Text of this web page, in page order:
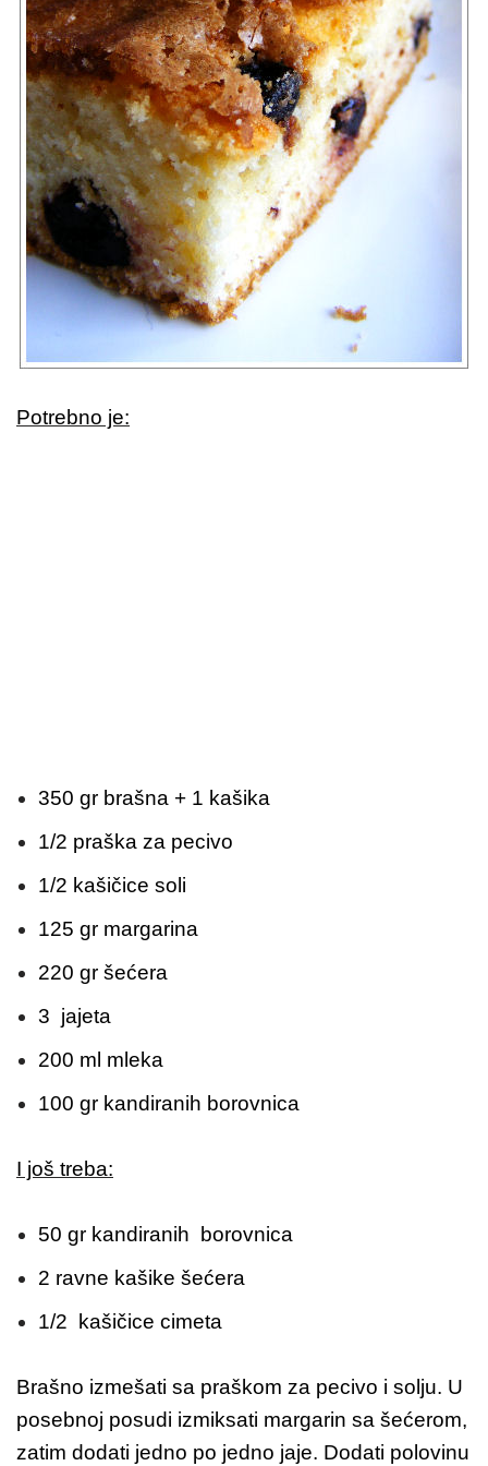
Potrebno je:
350 gr brašna + 1 kašika
1/2 praška za pecivo
1/2 kašičice soli
125 gr margarina
220 gr šećera
3 jajeta
200 ml mleka
100 gr kandiranih borovnica
I još treba:
50 gr kandiranih borovnica
2 ravne kašike šećera
1/2 kašičice cimeta
Brašno izmešati sa praškom za pecivo i solju. U
posebnoj posudi izmiksati margarin sa šećerom,
zatim dodati jedno po jedno jaje. Dodati polovinu